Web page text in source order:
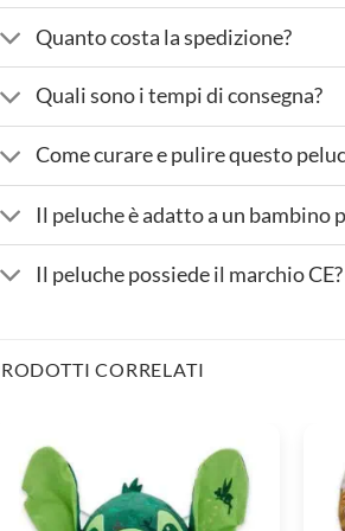
Quanto costa la spedizione?
Quali sono i tempi di consegna?
Come curare e pulire questo
Il peluche è adatto a un bambino
Il peluche possiede il marchio CE?
CORRELATI